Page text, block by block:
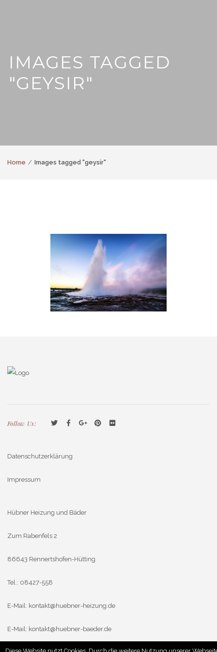
IMAGES TAGGED
"GEYSIR"
Home Images tagged "geysir"
Follow Us:
Datenschutzerklärung
Impressum
Hübner Heizung und Bäder
Zum Rabenfels 2
86643 Rennertshofen-Hütting
Tel.: 08427-558
E-Mail: kontakt@huebner-heizung.de
E-Mail: kontakt@huebner-baeder.de